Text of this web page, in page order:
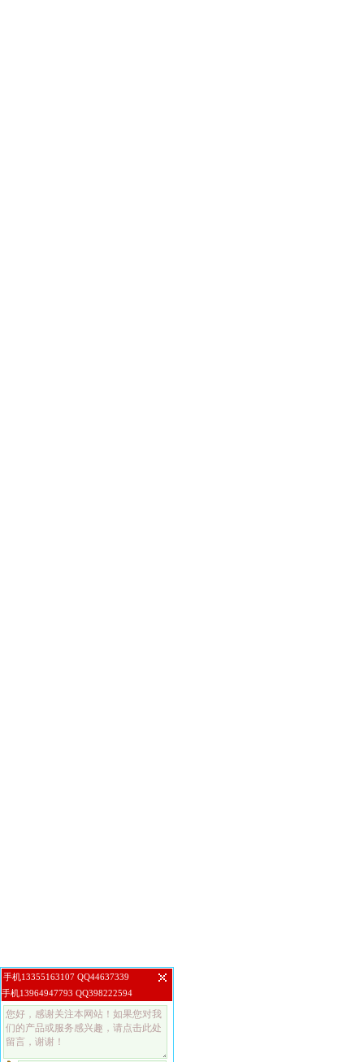
手机13355163107 QQ44637339
手机13964947793 QQ398222594